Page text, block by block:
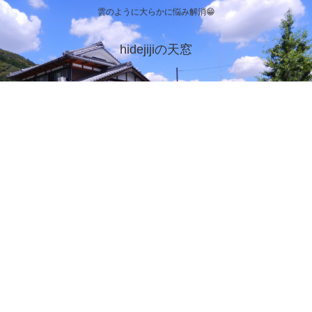
雲のように大らかに悩み解消😁
hidejijiの天窓